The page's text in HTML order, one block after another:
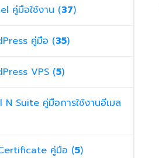
คู่มือใช้งาน (37)
คู่มือ (35)
VPS (5)
N Suite คู่มือการใช้งานอีเมล
คู่มือ (5)